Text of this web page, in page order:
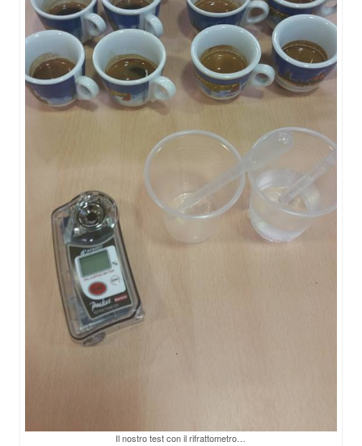
Il nostro test con il rifrattometro…